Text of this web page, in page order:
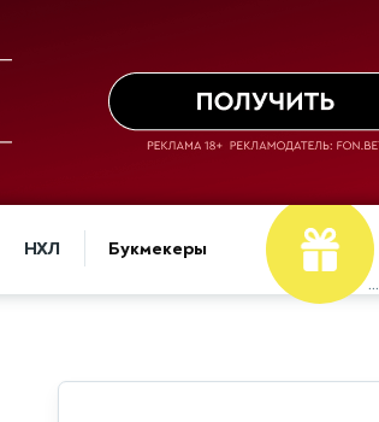
НХЛ Букмекеры
...